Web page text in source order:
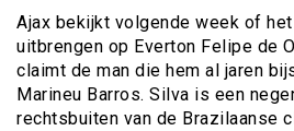
Ajax bekijkt volgende week of
uitbrengen op Everton Felipe de
claimt de man die hem al jaren
Marineu Barros. Silva is een
rechtsbuiten van de Brazilaanse